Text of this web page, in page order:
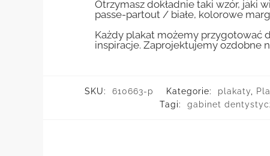
Otrzymasz dokładnie taki wzór, jaki
passe-partout / białe, kolorowe
Każdy plakat możemy przygotować
inspiracje. Zaprojektujemy ozdobne
SKU: 610663-p Kategorie: plakaty
Tagi:
gabinet